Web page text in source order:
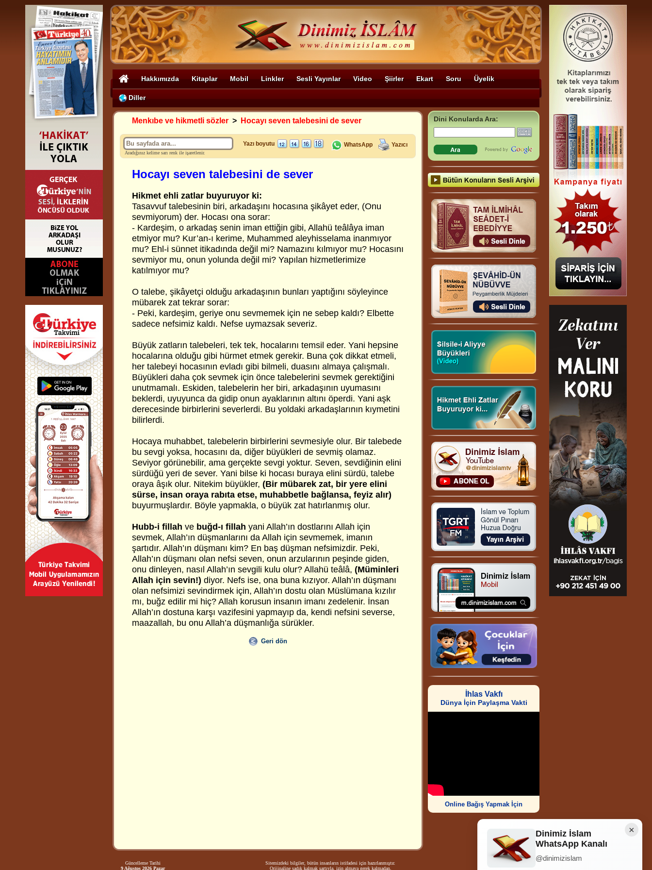
Hakkımızda Kitaplar Mobil Linkler Sesli Yayınlar Video Şiirler Ekart Soru Üyelik
Diller
Menkıbe ve hikmetli sözler > Hocayı seven talebesini de sever
Aradığınız kelime sarı renk ile işaretlenir.
Yazı boyutu WhatsApp Yazıcı
Hocayı seven talebesini de sever
Hikmet ehli zatlar buyuruyor ki:
Tasavvuf talebesinin biri, arkadaşını hocasına şikâyet eder, (Onu
sevmiyorum) der. Hocası ona sorar:
- Kardeşim, o arkadaş senin iman ettiğin gibi, Allahü teâlâya iman
etmiyor mu? Kur’an-ı kerime, Muhammed aleyhisselama inanmıyor
mu? Ehl-i sünnet itikadında değil mi? Namazını kılmıyor mu? Hocasını
sevmiyor mu, onun yolunda değil mi? Yapılan hizmetlerimize
katılmıyor mu?
O talebe, şikâyetçi olduğu arkadaşının bunları yaptığını söyleyince
mübarek zat tekrar sorar:
- Peki, kardeşim, geriye onu sevmemek için ne sebep kaldı? Elbette
sadece nefsimiz kaldı. Nefse uymazsak severiz.
Büyük zatların talebeleri, tek tek, hocalarını temsil eder. Yani hepsine
hocalarına olduğu gibi hürmet etmek gerekir. Buna çok dikkat etmeli,
her talebeyi hocasının evladı gibi bilmeli, duasını almaya çalışmalı.
Büyükleri daha çok sevmek için önce talebelerini sevmek gerektiğini
unutmamalı. Eskiden, talebelerin her biri, arkadaşının uyumasını
beklerdi, uyuyunca da gidip onun ayaklarının altını öperdi. Yani aşk
derecesinde birbirlerini severlerdi. Bu yoldaki arkadaşlarının kıymetini
bilirlerdi.
Hocaya muhabbet, talebelerin birbirlerini sevmesiyle olur. Bir talebede
bu sevgi yoksa, hocasını da, diğer büyükleri de sevmiş olamaz.
Seviyor görünebilir, ama gerçekte sevgi yoktur. Seven, sevdiğinin elini
sürdüğü yeri de sever. Yani bilse ki hocası buraya elini sürdü, talebe
oraya âşık olur. Nitekim büyükler, (Bir mübarek zat, bir yere elini
sürse, insan oraya rabıta etse, muhabbetle bağlansa, feyiz alır)
buyurmuşlardır. Böyle yapmakla, o büyük zat hatırlanmış olur.
Hubb-i fillah ve buğd-ı fillah yani Allah’ın dostlarını Allah için
sevmek, Allah’ın düşmanlarını da Allah için sevmemek, imanın
şartıdır. Allah’ın düşmanı kim? En baş düşman nefsimizdir. Peki,
Allah’ın düşmanı olan nefsi seven, onun arzularının peşinde giden,
onu dinleyen, nasıl Allah’ın sevgili kulu olur? Allahü teâlâ, (Müminleri
Allah için sevin!) diyor. Nefs ise, ona buna kızıyor. Allah’ın düşmanı
olan nefsimizi sevindirmek için, Allah’ın dostu olan Müslümana kızılır
mı, buğz edilir mi hiç? Allah korusun insanın imanı zedelenir. İnsan
Allah’ın dostuna karşı vazifesini yapmayıp da, kendi nefsini severse,
maazallah, bu onu Allah’a düşmanlığa sürükler.
Geri dön
Dini Konularda Ara:
İhlas Vakfı
Dünya İçin Paylaşma Vakti
Online Bağış Yapmak İçin
Güncelleme Tarihi
9 Ağustos 2026 Pazar
Sitemizdeki bilgiler, bütün insanların istifadesi için hazırlanmıştır.
Orijinaline sadık kalmak şartıyla, izin almaya gerek kalmadan,
Ziyaretçi Sayısı
×
Dinimiz İslam
WhatsApp Kanalı
@dinimizislam